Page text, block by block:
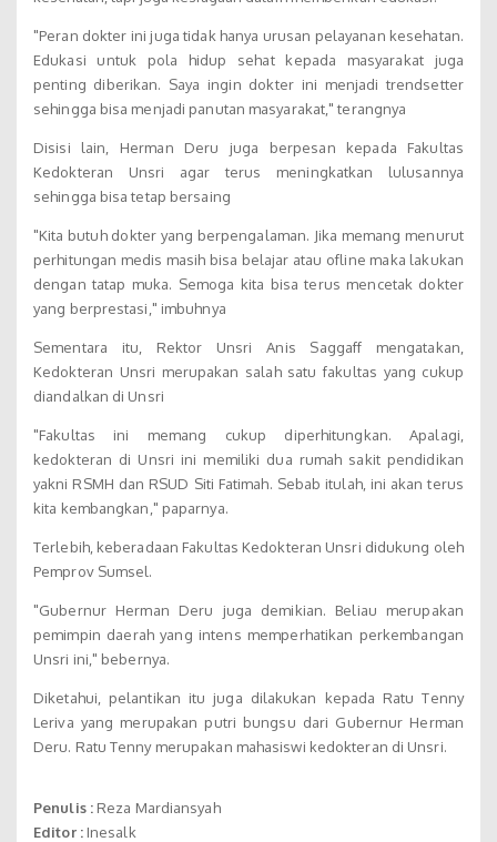
"Peran dokter ini juga tidak hanya urusan pelayanan kesehatan.
Edukasi untuk pola hidup sehat kepada masyarakat juga
penting diberikan. Saya ingin dokter ini menjadi trendsetter
sehingga bisa menjadi panutan masyarakat," terangnya
Disisi lain, Herman Deru juga berpesan kepada Fakultas
Kedokteran Unsri agar terus meningkatkan lulusannya
sehingga bisa tetap bersaing
"Kita butuh dokter yang berpengalaman. Jika memang menurut
perhitungan medis masih bisa belajar atau ofline maka lakukan
dengan tatap muka. Semoga kita bisa terus mencetak dokter
yang berprestasi," imbuhnya
Sementara itu, Rektor Unsri Anis Saggaff mengatakan,
Kedokteran Unsri merupakan salah satu fakultas yang cukup
diandalkan di Unsri
"Fakultas ini memang cukup diperhitungkan. Apalagi,
kedokteran di Unsri ini memiliki dua rumah sakit pendidikan
yakni RSMH dan RSUD Siti Fatimah. Sebab itulah, ini akan terus
kita kembangkan," paparnya.
Terlebih, keberadaan Fakultas Kedokteran Unsri didukung oleh
Pemprov Sumsel.
"Gubernur Herman Deru juga demikian. Beliau merupakan
pemimpin daerah yang intens memperhatikan perkembangan
Unsri ini," bebernya.
Diketahui, pelantikan itu juga dilakukan kepada Ratu Tenny
Leriva yang merupakan putri bungsu dari Gubernur Herman
Deru. Ratu Tenny merupakan mahasiswi kedokteran di Unsri.
Penulis :Reza Mardiansyah
Editor :Inesalk